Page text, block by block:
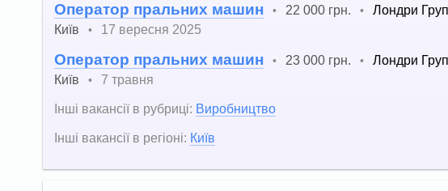
Оператор пральних машин • 22 000 грн. •
Лондри
Київ
• 17 вересня 2025
Оператор пральних машин • 23 000 грн. •
Лондри
Київ
•
7 травня
Інші вакансії в рубриці: Виробництво
Інші вакансії в регіоні: Київ